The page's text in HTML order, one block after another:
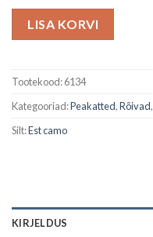
LISA KORVI
Tootekood:6134
Kategooriad:Peakatted,Rõivad,
Silt:Est camo
KIRJELDUS